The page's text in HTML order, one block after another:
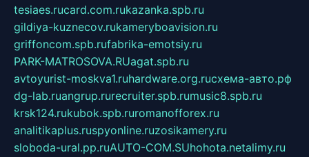
tesiaes.rucard.com.rukazanka.spb.ru
gildiya-kuznecov.rukameryboavision.ru
griffoncom.spb.rufabrika-emotsiy.ru
PARK-MATROSOVA.RUagat.spb.ru
avtoyurist-moskva1.ruhardware.org.ruсхема-авто.рф
dg-lab.ruangrup.rurecruiter.spb.rumusic8.spb.ru
krsk124.rukubok.spb.ruromanofforex.ru
analitikaplus.ruspyonline.ruzosikamery.ru
sloboda-ural.pp.ruAUTO-COM.SUhohota.netalimy.ru